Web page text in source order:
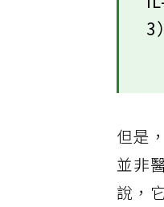
3）
但是
並非